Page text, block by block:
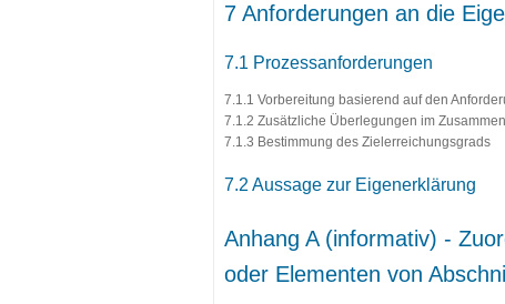
7 Anforderungen an die
7.1 Prozessanforderungen
7.1.1 Vorbereitung basierend auf den
7.1.2 Zusätzliche Überlegungen im
7.1.3 Bestimmung des Zielerreichungsgrads
7.2 Aussage zur Eigenerklärung
Anhang A (informativ) -
oder Elementen von